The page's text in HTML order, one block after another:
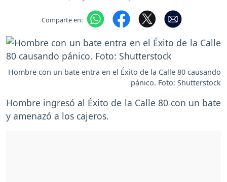
Comparte en:
Hombre con un bate entra en el Éxito de la Calle 80 causando
pánico. Foto: Shutterstock
Hombre ingresó al Éxito de la Calle 80 con un bate
y amenazó a los cajeros.